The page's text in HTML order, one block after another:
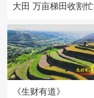
大田 万亩梯田收割忙
《生财有道》